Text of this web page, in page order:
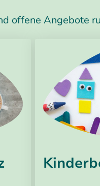
offene Angebote